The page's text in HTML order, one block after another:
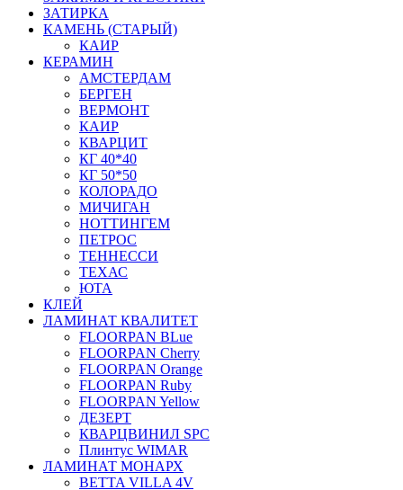
ЗАТИРКА
КАМЕНЬ (СТАРЫЙ)
КАИР
КЕРАМИН
АМСТЕРДАМ
БЕРГЕН
ВЕРМОНТ
КАИР
КВАРЦИТ
КГ 40*40
КГ 50*50
КОЛОРАДО
МИЧИГАН
НОТТИНГЕМ
ПЕТРОС
ТЕННЕССИ
ТЕХАС
ЮТА
КЛЕЙ
ЛАМИНАТ КВАЛИТЕТ
FLOORPAN BLue
FLOORPAN Cherry
FLOORPAN Orange
FLOORPAN Ruby
FLOORPAN Yellow
ДЕЗЕРТ
КВАРЦВИНИЛ SPC
Плинтус WIMAR
ЛАМИНАТ МОНАРХ
BETTA VILLA 4V